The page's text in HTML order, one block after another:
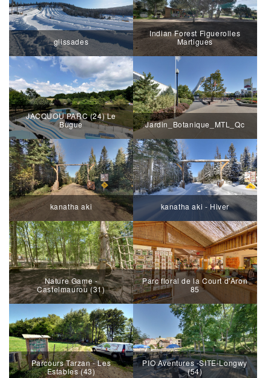
glissades
Indian Forest Figuerolles
Martigues
JACQUOU PARC (24) Le
Bugue
Jardin_Botanique_MTL_Qc
kanatha aki kanatha aki - Hiver
Nature Game -
Castelmaurou (31)
Parc floral de la Court d'Aron
85
Parcours Tarzan - Les
Estables (43)
PIO Aventures -SITE-Longwy
(54)